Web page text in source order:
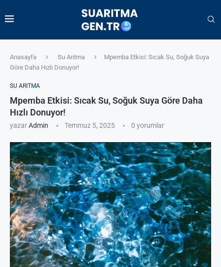
Anasayfa Su Arıtma
Mpemba Etkisi: Sıcak Su, Soğuk Suya
Göre Daha Hızlı Donuyor!
SU ARITMA
Mpemba Etkisi: Sıcak Su, Soğuk Suya Göre Daha
Hızlı Donuyor!
yazarAdmin Temmuz 5, 2025 0 yorumlar